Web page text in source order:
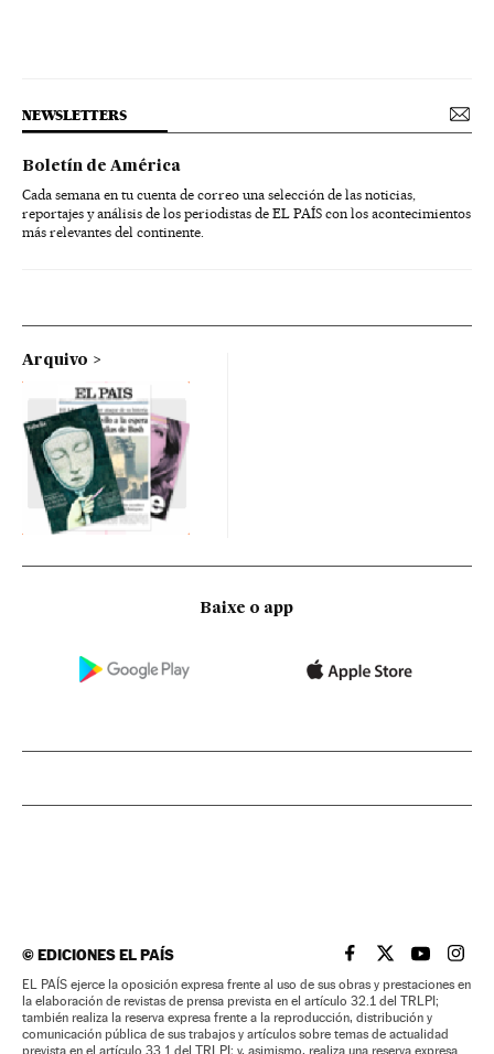
NEWSLETTERS
Boletín de América
Cada semana en tu cuenta de correo una selección de las noticias,
reportajes y análisis de los periodistas de EL PAÍS con los acontecimientos
más relevantes del continente.
Arquivo
Baixe o app
©EDICIONES EL PAÍS EL PAÍS BRASIL EN
EL PAÍSEL PAÍS
EL
EL PAÍS ejerce la oposición expresa frente al uso de sus obras y prestaciones en
la elaboración de revistas de prensa prevista en el artículo 32.1 del TRLPI;
también realiza la reserva expresa frente a la reproducción, distribución y
comunicación pública de sus trabajos y artículos sobre temas de actualidad
prevista en el artículo 33.1 del TRLPI; y, asimismo, realiza una reserva expresa